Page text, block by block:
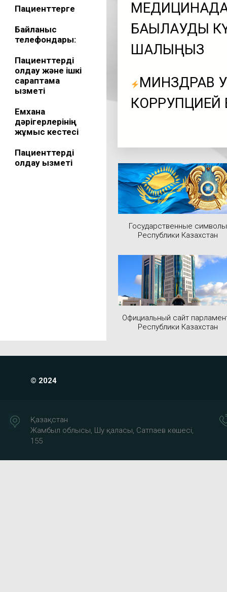
Пациенттерге
Байланыс
телефондары:
Пациенттерді
қолдау және ішкі
сараптама
қызметі
Емхана
дәрігерлерінің
жұмыс кестесі
Пациенттерді
қолдау қызметі
БАҚЫЛАУДЫ
ШАЛЫҢЫЗ
МИНЗДРАВ
КОРРУПЦИЕЙ
Государственные символы
Республики Казахстан
Официальный сайт
Республики Казахстан
© 2024
Қазақстан
Жамбыл облысы, Шу қаласы, Сатпаев көшесі,
155